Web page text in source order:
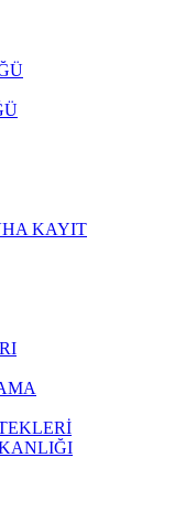
KAYIT